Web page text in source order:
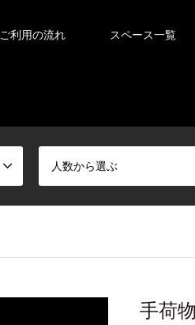
ご利用の流れ スペース一覧
人数から選ぶ
手荷